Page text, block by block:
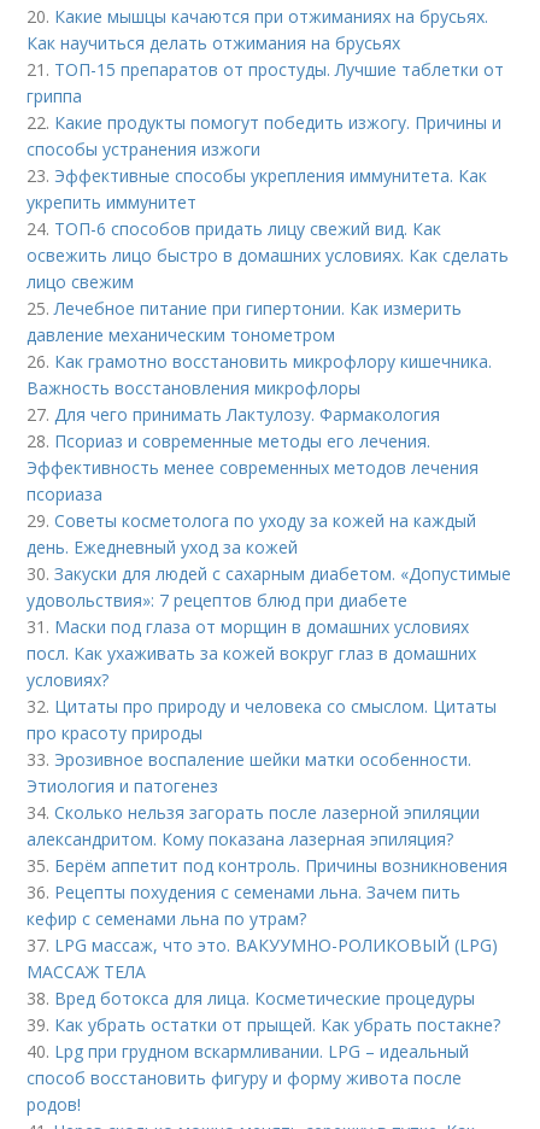
20. Какие мышцы качаются при отжиманиях на брусьях.
Как научиться делать отжимания на брусьях
21. ТОП-15 препаратов от простуды. Лучшие таблетки от
гриппа
22. Какие продукты помогут победить изжогу. Причины и
способы устранения изжоги
23. Эффективные способы укрепления иммунитета. Как
укрепить иммунитет
24. ТОП-6 способов придать лицу свежий вид. Как
освежить лицо быстро в домашних условиях. Как сделать
лицо свежим
25.Лечебное питание при гипертонии. Как измерить
давление механическим тонометром
26. Как грамотно восстановить микрофлору кишечника.
Важность восстановления микрофлоры
27.Для чего принимать Лактулозу. Фармакология
28. Псориаз и современные методы его лечения.
Эффективность менее современных методов лечения
псориаза
29.Советы косметолога по уходу за кожей на каждый
день. Ежедневный уход за кожей
30.Закуски для людей с сахарным диабетом. «Допустимые
удовольствия»: 7 рецептов блюд при диабете
31. Маски под глаза от морщин в домашних условиях
посл. Как ухаживать за кожей вокруг глаз в домашних
условиях?
32. Цитаты про природу и человека со смыслом. Цитаты
про красоту природы
33. Эрозивное воспаление шейки матки особенности.
Этиология и патогенез
34.Сколько нельзя загорать после лазерной эпиляции
александритом. Кому показана лазерная эпиляция?
35. Берём аппетит под контроль. Причины возникновения
36. Рецепты похудения с семенами льна. Зачем пить
кефир с семенами льна по утрам?
37. LPG массаж, что это. ВАКУУМНО-РОЛИКОВЫЙ (LPG)
МАССАЖ ТЕЛА
38. Вред ботокса для лица. Косметические процедуры
39. Как убрать остатки от прыщей. Как убрать постакне?
40. Lpg при грудном вскармливании. LPG – идеальный
способ восстановить фигуру и форму живота после
родов!